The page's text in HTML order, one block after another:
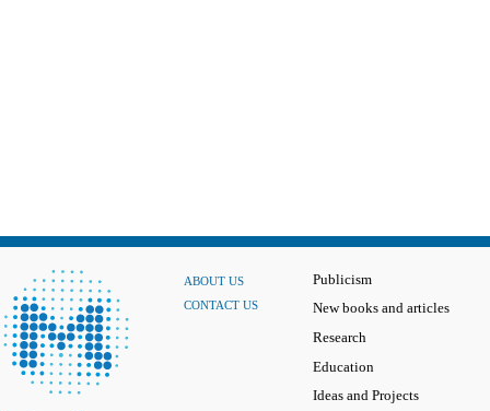
ABOUT US
CONTACT US
Publicism
New books and articles
Research
Education
Ideas and Projects